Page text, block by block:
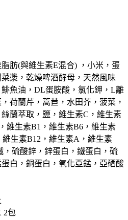
肪(與維生素E混合) ，小米，蛋
漿，乾燥啤酒酵母，天然風味
魚油，DL蛋胺酸，氯化鉀，L離
荷蘭芹，蒿苣，水田芥，菠菜，
蘭萃取，鹽，維生素C，維生素
維生素B1，維生素B6，維生素
生素B12，維生素A，維生素
硫酸鋅，鋅蛋白，鐵蛋白，硫
白，銅蛋白，氧化亞錳，亞硒酸
2包